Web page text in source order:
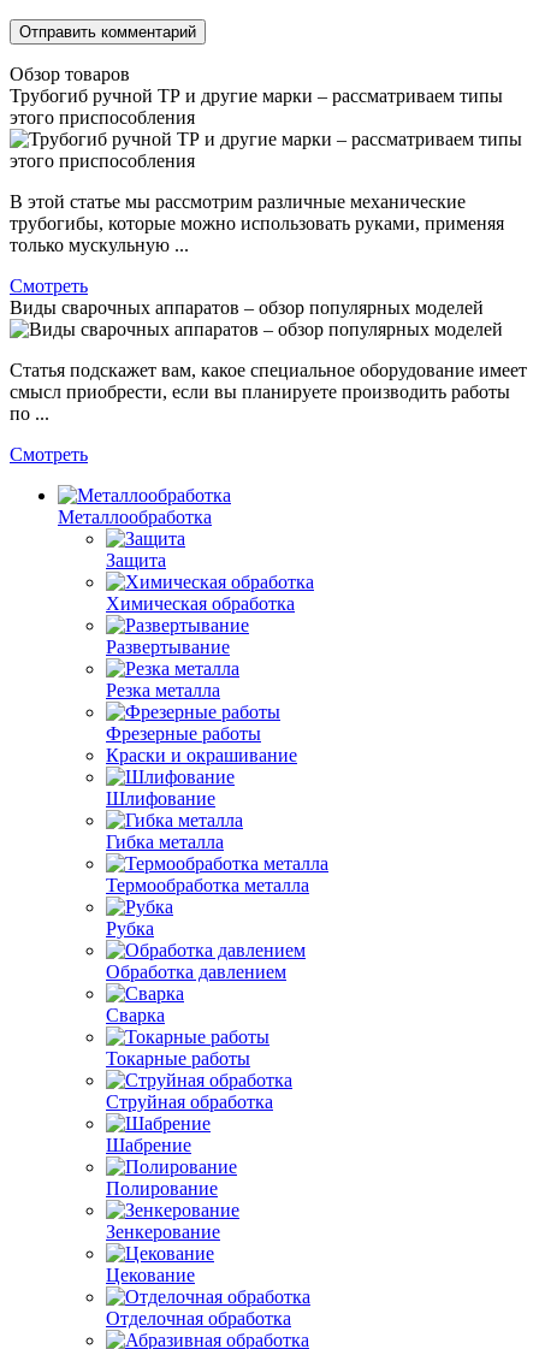
Обзор товаров
Трубогиб ручной ТР и другие марки – рассматриваем типы
этого приспособления
В этой статье мы рассмотрим различные механические
трубогибы, которые можно использовать руками, применяя
только мускульную ...
Смотреть
Виды сварочных аппаратов – обзор популярных моделей
Статья подскажет вам, какое специальное оборудование имеет
смысл приобрести, если вы планируете производить работы
по ...
Смотреть
Металлообработка
Защита
Химическая обработка
Развертывание
Резка металла
Фрезерные работы
Краски и окрашивание
Шлифование
Гибка металла
Термообработка металла
Рубка
Обработка давлением
Сварка
Токарные работы
Струйная обработка
Шабрение
Полирование
Зенкерование
Цекование
Отделочная обработка